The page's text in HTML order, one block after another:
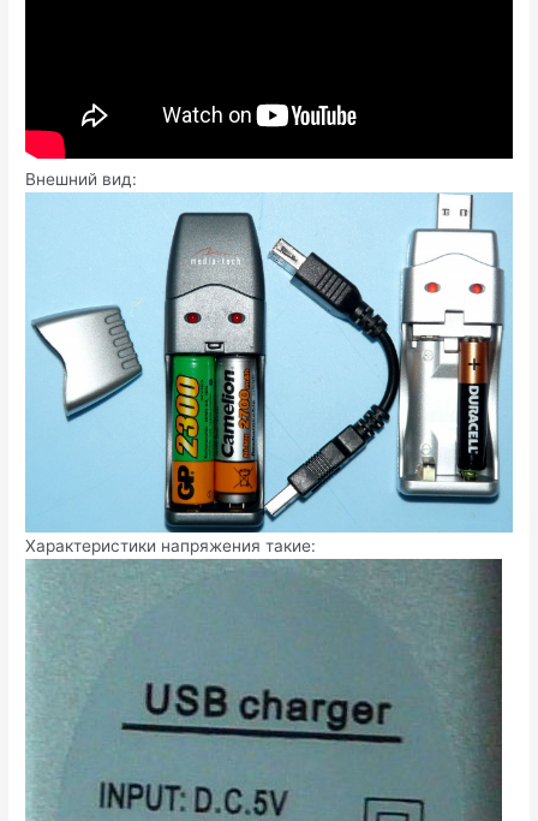
Внешний вид:
Характеристики напряжения такие: